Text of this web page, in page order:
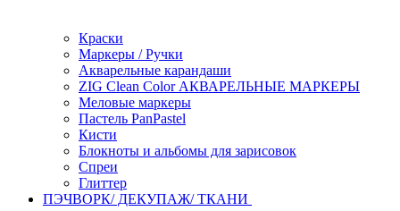
Краски
Маркеры / Ручки
Акварельные карандаши
ZIG Clean Color АКВАРЕЛЬНЫЕ МАРКЕРЫ
Меловые маркеры
Пастель PanPastel
Кисти
Блокноты и альбомы для зарисовок
Спреи
Глиттер
ПЭЧВОРК/ ДЕКУПАЖ/ ТКАНИ